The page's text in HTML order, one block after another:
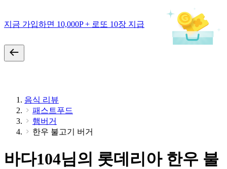
지금 가입하면 10,000P + 로또 10장 지급
음식 리뷰
패스트푸드
햄버거
한우 불고기 버거
바다104님의 롯데리아 한우 불